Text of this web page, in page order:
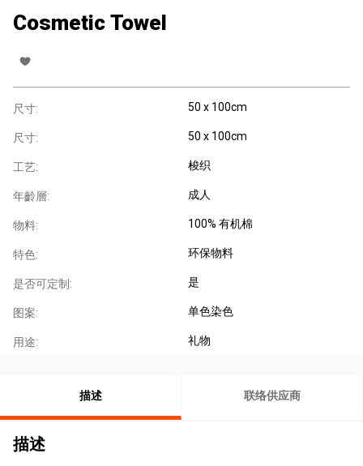
Cosmetic Towel
尺寸: 50 x 100cm
尺寸: 50 x 100cm
工艺: 梭织
年齡層: 成人
物料: 100% 有机棉
特色: 环保物料
是否可定制: 是
图案: 单色染色
用途: 礼物
描述 联络供应商
描述